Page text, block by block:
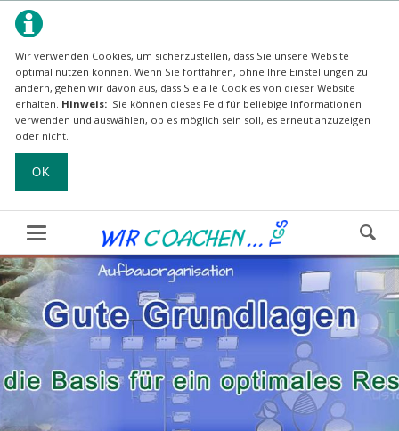
Wir verwenden Cookies, um sicherzustellen, dass Sie unsere Website
optimal nutzen können.Wenn Sie fortfahren, ohne Ihre Einstellungen zu
ändern, gehen wir davon aus, dass Sie alle Cookies von dieser Website
erhalten. Hinweis: Sie können dieses Feld für beliebige Informationen
verwenden und auswählen, ob es möglich sein soll, es erneut anzuzeigen
oder nicht.
OK